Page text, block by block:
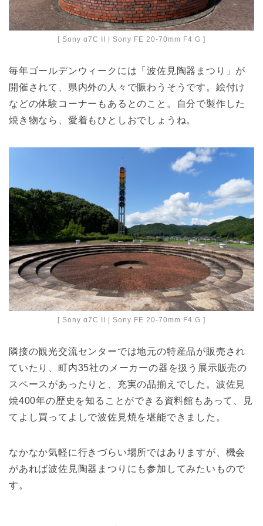
[ Sony α7C II | Sony FE 20-70mm F4 G ]
毎年ゴールデンウィークには「波佐見陶器まつり」が
開催されて、県内外の人々で賑わうそうです。絵付け
などの体験コーナーもあるとのこと。自分で製作した
焼き物なら、愛着もひとしおでしょうね。
[ Sony α7C II | Sony FE 20-70mm F4 G ]
隣接の観光交流センターでは地元の特産品が販売され
ていたり、町内35社のメーカーの器を扱う展示販売の
スペースがあったりと、充実の品揃えでした。波佐見
焼400年の歴史を知ることができる資料館もあって、見
てよし買ってよしで波佐見焼を堪能できました。
なかなか気軽に行きづらい場所ではありますが、機会
があれば波佐見陶器まつりにも参加してみたいもので
す。